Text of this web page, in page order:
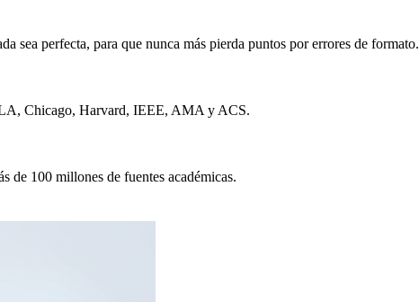
sea perfecta, para que nunca más pierda puntos por errores de formato.
Chicago, Harvard, IEEE, AMA y ACS.
de 100 millones de fuentes académicas.